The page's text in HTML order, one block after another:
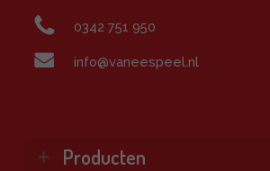
0342 751 950
info@vaneespeel.nl
Producten